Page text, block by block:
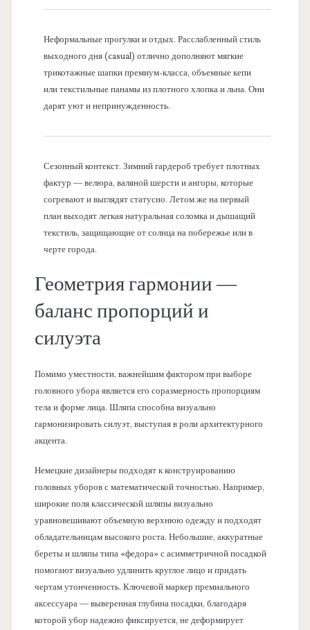
Неформальные прогулки и отдых. Расслабленный стиль
выходного дня (casual) отлично дополняют мягкие
трикотажные шапки премиум-класса, объемные кепи
или текстильные панамы из плотного хлопка и льна. Они
дарят уют и непринужденность.
Сезонный контекст. Зимний гардероб требует плотных
фактур — велюра, валяной шерсти и ангоры, которые
согревают и выглядят статусно. Летом же на первый
план выходят легкая натуральная соломка и дышащий
текстиль, защищающие от солнца на побережье или в
черте города.
Геометрия гармонии —
баланс пропорций и
силуэта
Помимо уместности, важнейшим фактором при выборе
головного убора является его соразмерность пропорциям
тела и форме лица. Шляпа способна визуально
гармонизировать силуэт, выступая в роли архитектурного
акцента.
Немецкие дизайнеры подходят к конструированию
головных уборов с математической точностью. Например,
широкие поля классической шляпы визуально
уравновешивают объемную верхнюю одежду и подходят
обладательницам высокого роста. Небольшие, аккуратные
береты и шляпы типа «федора» с асимметричной посадкой
помогают визуально удлинить круглое лицо и придать
чертам утонченность. Ключевой маркер премиального
аксессуара — выверенная глубина посадки, благодаря
которой убор надежно фиксируется, не деформирует